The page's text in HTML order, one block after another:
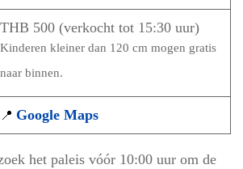
THB 500 (verkocht tot 15:30 uur)
Kinderen kleiner dan 120 cm mogen gratis
naar binnen.
📍 Google Maps
het paleis vóór 10:00 uur om de